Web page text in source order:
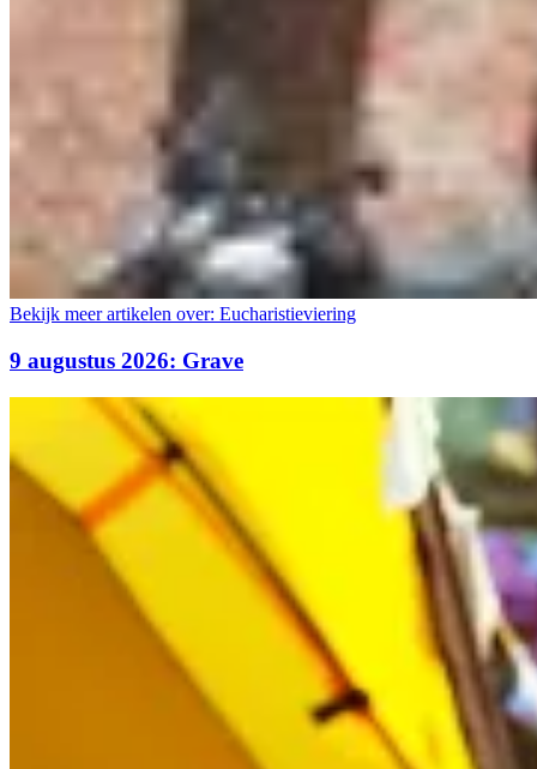
Bekijk meer artikelen over: Eucharistieviering
9 augustus 2026: Grave